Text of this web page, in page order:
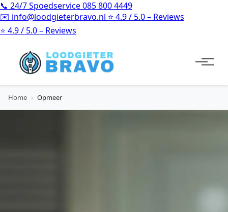
📞 24/7 Spoedservice085 800 4449
✉️ info@loodgieterbravo.nl ⭐ 4.9 / 5.0 – Reviews
⭐ 4.9 / 5.0 – Reviews
Home › Opmeer